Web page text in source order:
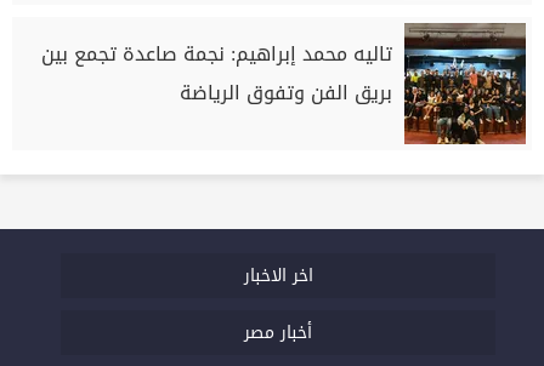
تاليه محمد إبراهيم: نجمة صاعدة تجمع بين
بريق الفن وتفوق الرياضة
اخر الاخبار
أخبار مصر